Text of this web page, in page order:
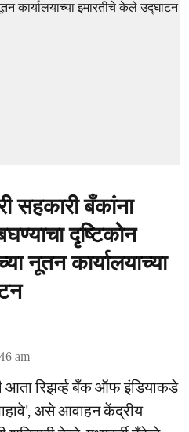
सहकारी बँकांना
दृष्टिकोन
नूतन कार्यालयाच्या
am
आता रिझर्व्ह बँक ऑफ इंडियाकडे
असे आवाहन केंद्रीय